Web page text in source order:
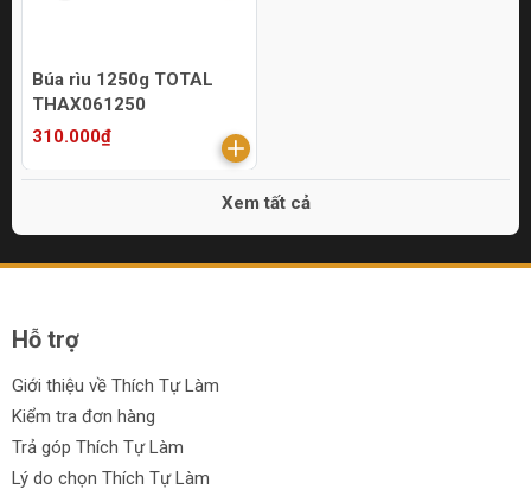
Búa rìu 1250g TOTAL
THAX061250
310.000₫
Xem tất cả
Hỗ trợ
Giới thiệu về Thích Tự Làm
Kiểm tra đơn hàng
Trả góp Thích Tự Làm
Lý do chọn Thích Tự Làm